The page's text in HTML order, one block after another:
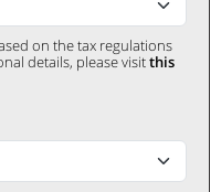
on the tax regulations
details, please visitthis